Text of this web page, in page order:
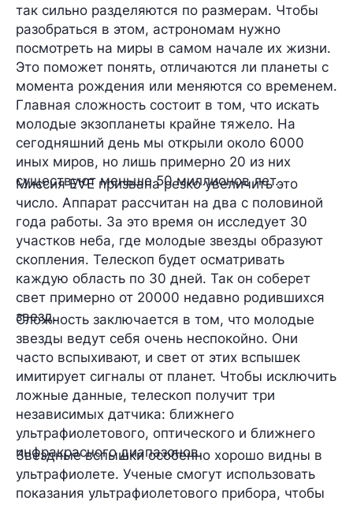
так сильно разделяются по размерам. Чтобы
разобраться в этом, астрономам нужно
посмотреть на миры в самом начале их жизни.
Это поможет понять, отличаются ли планеты с
момента рождения или меняются со временем.
Главная сложность состоит в том, что искать
молодые экзопланеты крайне тяжело. На
сегодняшний день мы открыли около 6000
иных миров, но лишь примерно 20 из них
существуют меньше 50 миллионов лет.
Миссия EVE призвана резко увеличить это
число. Аппарат рассчитан на два с половиной
года работы. За это время он исследует 30
участков неба, где молодые звезды образуют
скопления. Телескоп будет осматривать
каждую область по 30 дней. Так он соберет
свет примерно от 20000 недавно родившихся
звезд.
Сложность заключается в том, что молодые
звезды ведут себя очень неспокойно. Они
часто вспыхивают, и свет от этих вспышек
имитирует сигналы от планет. Чтобы исключить
ложные данные, телескоп получит три
независимых датчика: ближнего
ультрафиолетового, оптического и ближнего
инфракрасного диапазонов.
Звездные вспышки особенно хорошо видны в
ультрафиолете. Ученые смогут использовать
показания ультрафиолетового прибора, чтобы